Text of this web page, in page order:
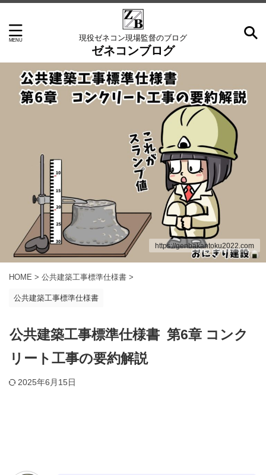
現役ゼネコン現場監督のブログ
ゼネコンブログ
https://genbakantoku2022.com
HOME > 公共建築工事標準仕様書 >
公共建築工事標準仕様書
公共建築工事標準仕様書 第6章 コンク
リート工事の要約解説
2025年6月15日